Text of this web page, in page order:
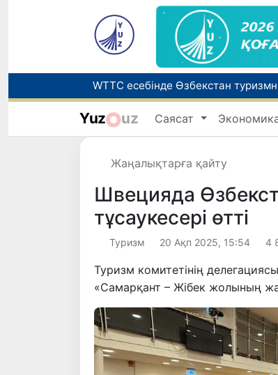
Беларусьтен Өзбекстанға екінші
Жарты жылда Өзбекстанда қанша
Yuz uz Саясат
Жаңалықтарға қайту
Швецияда
тұсаукесері өтті
Туризм 20 Ақп 2025, 15:54 4
Туризм комитетінің
«Самарқант – Жібек жолының